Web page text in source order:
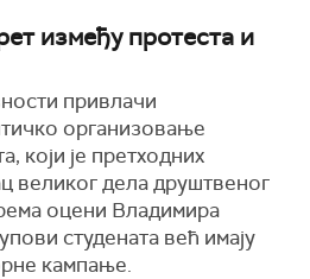
између протеста и
привлачи
организовање
који је претходних
великог дела друштвеног
оцени Владимира
студената већ имају
кампање.